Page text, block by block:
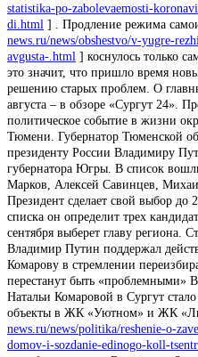
statistika-po-zabolevaemosti-
di.html ] . Продление режима
news.ru/news/obshestvo/v-yugre-
avgusta-.html ] коснулось только
это значит, что пришло время
решению старых проблем. О
августа – в обзоре «Сургут 24».
политическое событие в жизни
Тюмени. Губернатор Тюменской
президенту России Владимиру
губернатора Югры. В список
Марков, Алексей Савинцев,
Президент сделает свой выбор до
списка он определит трех
сентября выберет главу региона.
Владимир Путин поддержал
Комарову в стремлении
перестанут быть «проблемными»
Натальи Комаровой в Сургут
объекты в ЖК «Уютном» и ЖК
news.ru/news/politika/reshenie-o-
domov-i-sozdanie-edinogo-koll-